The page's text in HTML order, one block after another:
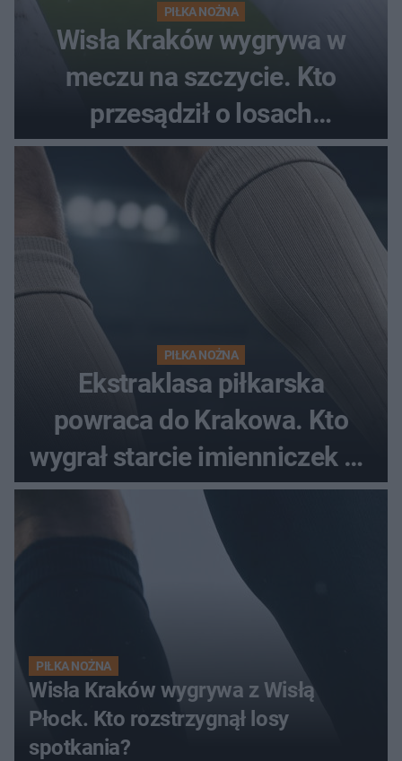
PIŁKA NOŻNA
Wisła Kraków wygrywa w
meczu na szczycie. Kto
przesądził o losach
spotkania?
PIŁKA NOŻNA
Ekstraklasa piłkarska
powraca do Krakowa. Kto
wygrał starcie imienniczek na
pełnym stadionie
PIŁKA NOŻNA
Wisła Kraków wygrywa z Wisłą
Płock. Kto rozstrzygnął losy
spotkania?